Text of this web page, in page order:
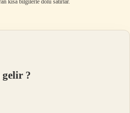
Yasal Uyarı
kısa bilgilerle dolu satırlar.
gelir ?